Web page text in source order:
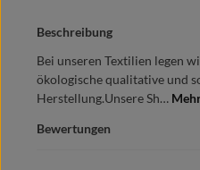
Beschreibung
Bei unseren Textilien legen
ökologische qualitative und
Herstellung.Unsere Sh…
Bewertungen